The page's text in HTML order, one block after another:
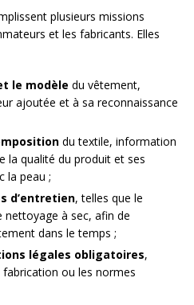
plusieurs missions
et les fabricants. Elles
le modèle du vêtement,
ajoutée et à sa reconnaissance
du textile, information
la qualité du produit et ses
la peau ;
d’entretien, telles que le
nettoyage à sec, afin de
dans le temps ;
légales obligatoires,
ou les normes